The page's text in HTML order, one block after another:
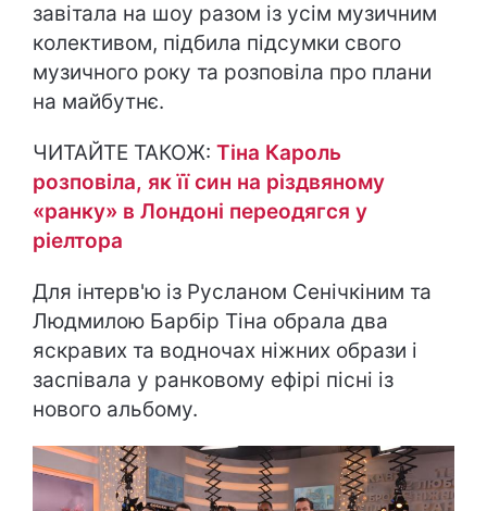
завітала на шоу разом із усім музичним
колективом, підбила підсумки свого
музичного року та розповіла про плани
на майбутнє.
ЧИТАЙТЕ ТАКОЖ: Тіна Кароль
розповіла, як її син на різдвяному
«ранку» в Лондоні переодягся у
ріелтора
Для інтерв'ю із Русланом Сенічкіним та
Людмилою Барбір Тіна обрала два
яскравих та водночах ніжних образи і
заспівала у ранковому ефірі пісні із
нового альбому.